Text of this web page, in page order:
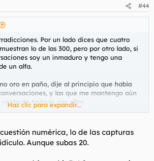
#44
Por un lado dices que cuatro
lo de las 300, pero por otro lado, si
soy un inmaduro y tengo una
un alfa.
oro en paño, dije al principio que había
y las que me mantengo aún
todavía con ellas.
motivo por el cual tienen que ser orcos las
estas capturas, que precisamente no lo
es bastante pivon y las otras tres son
Haz clic para expandir...
numérica, lo de las capturas
Aunque subas 20.